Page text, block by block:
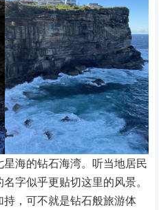
海的钻石海湾。听当地居民
字似乎更贴切这里的风景。
，可不就是钻石般旅游体